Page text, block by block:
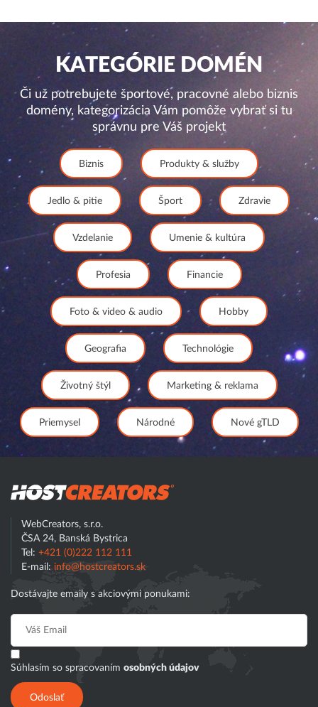
KATEGÓRIE DOMÉN
Či už potrebujete športové, pracovné alebo biznis
domény, kategorizácia Vám pomôže vybrať si tu
správnu pre Váš projekt
Biznis Produkty & služby
Jedlo & pitie Šport Zdravie
Vzdelanie Umenie & kultúra
Profesia Financie
Foto & video & audio Hobby
Geografia Technológie
Životný štýl Marketing & reklama
Priemysel Národné Nové gTLD
WebCreators, s.r.o.
ČSA 24, Banská Bystrica
Tel: +421 (0)222 112 111
E-mail: info@hostcreators.sk
Dostávajte emaily s akciovými ponukami:
Súhlasím so spracovaním osobných údajov
Odoslať